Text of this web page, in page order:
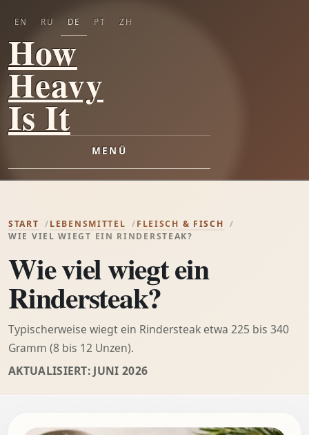
How
Heavy
Is It
MENÜ
EN RU DE PT ZH
START LEBENSMITTEL
FLEISCH & FISCH
WIE VIEL WIEGT EIN RINDERSTEAK?
Wie viel wiegt ein
Rindersteak?
Typischerweise wiegt ein Rindersteak etwa 225 bis 340
Gramm (8 bis 12 Unzen).
AKTUALISIERT: JUNI 2026